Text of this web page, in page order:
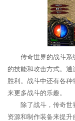
传奇世界的战斗系
的技能和攻击方式。
胜利。战斗中还有各
来更多战斗的乐趣。
除了战斗，传奇世
资源和制作装备来提